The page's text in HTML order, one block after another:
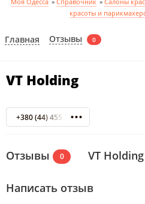
красоты и
Главная Отзывы 0
VT Holding
+380 (44) 455 59 82
Отзывы 0 VT Holding
Написать отзыв